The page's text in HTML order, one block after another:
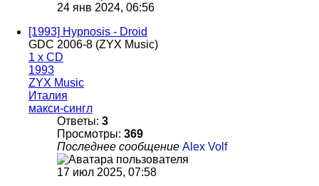
24 янв 2024, 06:56
[1993] Hypnosis - Droid
GDC 2006-8 (ZYX Music)
1 x CD
1993
ZYX Music
Италия
макси-сингл
Ответы: 3
Просмотры: 369
Последнее сообщение Alex Volf
17 июл 2025, 07:58